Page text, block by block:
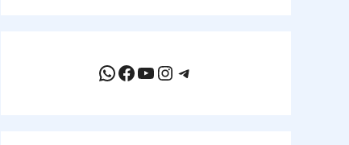
WhatsApp
Facebook
YouTube
Instagram
Telegram